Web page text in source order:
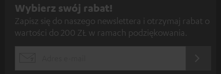
telefonem?
Pierwsze połączenie, tak zwane parowanie, następuje poprzezaktywację
Bluetoothw menu nadajnika (na przykład smartfona) i naciśnięcie
Z
a
p
Wybierz swój rabat!
Zapisz się do naszego newslettera i otrzymaj rabat o
wartości do 200 ZŁ w ramach podziękowania.